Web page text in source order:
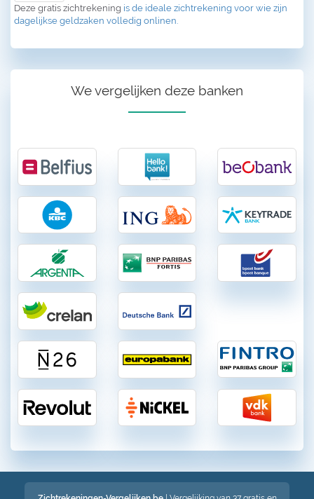
Deze gratis zichtrekening is de ideale zichtrekening voor wie zijn
dagelijkse geldzaken volledig onlinen.
We vergelijken deze banken